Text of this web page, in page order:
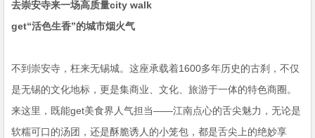
去崇安寺来一场高质量city walk
get“活色生香”的城市烟火气
不到崇安寺，枉来无锡城。这座承载着1600多年历史的古刹，不仅
是无锡的文化地标，更是集商业、文化、旅游于一体的特色商圈。
来这里，既能get美食界人气担当——江南点心的舌尖魅力，无论是
软糯可口的汤团，还是酥脆诱人的小笼包，都是舌尖上的绝妙享